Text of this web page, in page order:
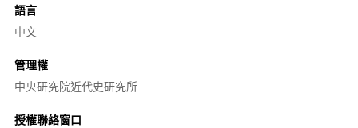
語言
中文
管理權
中央研究院近代史研究所
授權聯絡窗口